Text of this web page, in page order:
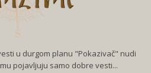
u durgom planu "Pokazivač" nudi
pojavljuju samo dobre vesti...